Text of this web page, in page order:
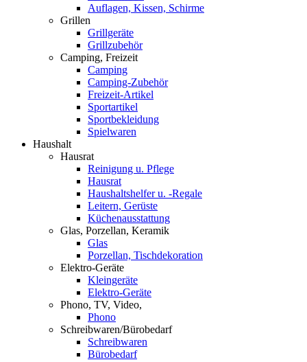
Auflagen, Kissen, Schirme
Grillen
Grillgeräte
Grillzubehör
Camping, Freizeit
Camping
Camping-Zubehör
Freizeit-Artikel
Sportartikel
Sportbekleidung
Spielwaren
Haushalt
Hausrat
Reinigung u. Pflege
Hausrat
Haushaltshelfer u. -Regale
Leitern, Gerüste
Küchenausstattung
Glas, Porzellan, Keramik
Glas
Porzellan, Tischdekoration
Elektro-Geräte
Kleingeräte
Elektro-Geräte
Phono, TV, Video,
Phono
Schreibwaren/Bürobedarf
Schreibwaren
Bürobedarf